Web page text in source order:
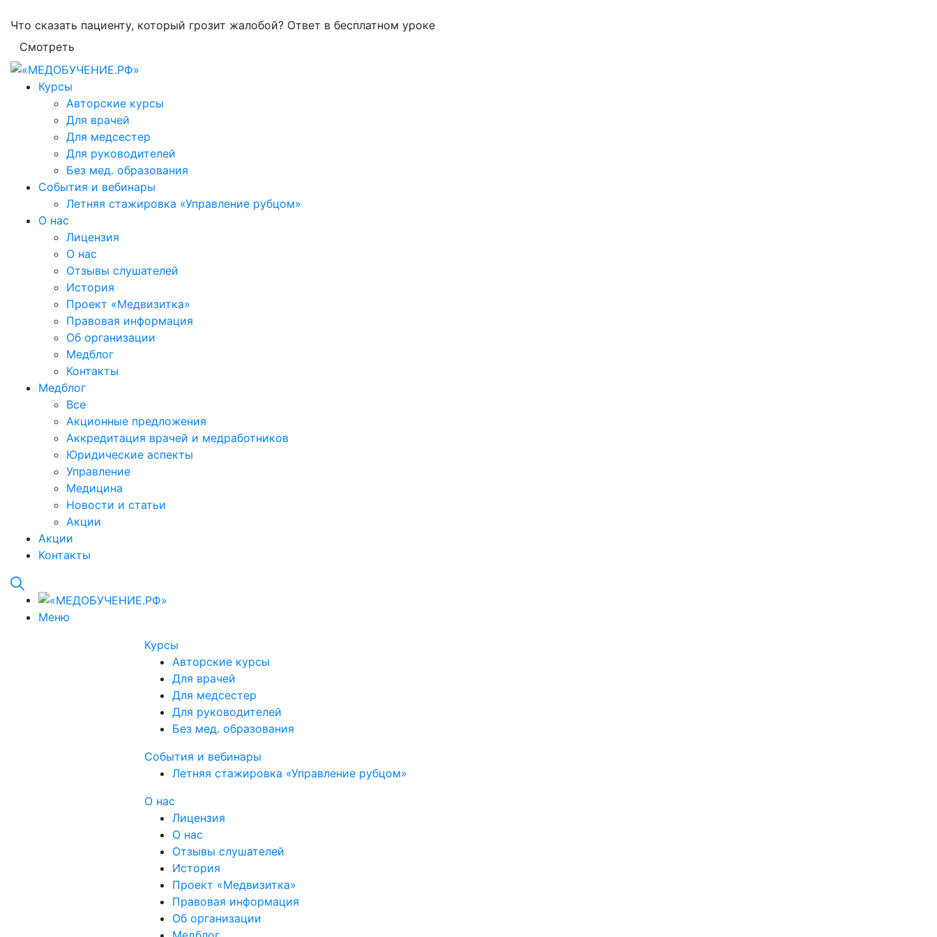
Что сказать пациенту, который грозит жалобой? Ответ в бесплатном уроке
Смотреть
Курсы
Авторские курсы
Для врачей
Для медсестер
Для руководителей
Без мед. образования
События и вебинары
Летняя стажировка «Управление рубцом»
О нас
Лицензия
О нас
Отзывы слушателей
История
Проект «Медвизитка»
Правовая информация
Об организации
Медблог
Контакты
Медблог
Все
Акционные предложения
Аккредитация врачей и медработников
Юридические аспекты
Управление
Медицина
Новости и статьи
Акции
Акции
Контакты
Меню
Курсы
Авторские курсы
Для врачей
Для медсестер
Для руководителей
Без мед. образования
События и вебинары
Летняя стажировка «Управление рубцом»
О нас
Лицензия
О нас
Отзывы слушателей
История
Проект «Медвизитка»
Правовая информация
Об организации